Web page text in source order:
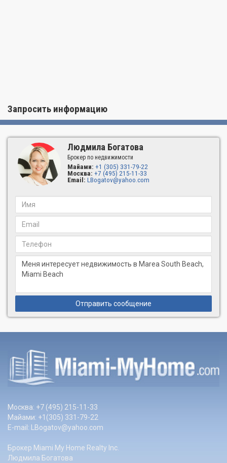
Запросить информацию
Людмила Богатова
Брокер по недвижимости
Майами: +1 (305) 331-79-22
Москва: +7 (495) 215-11-33
Email: LBogatov@yahoo.com
Отправить сообщение
Москва: +7 (495) 215-11-33
Майами: +1(305) 331-79-22
E-mail: LBogatov@yahoo.com
Брокер Miami My Home Realty Inc.
Людмила Богатова